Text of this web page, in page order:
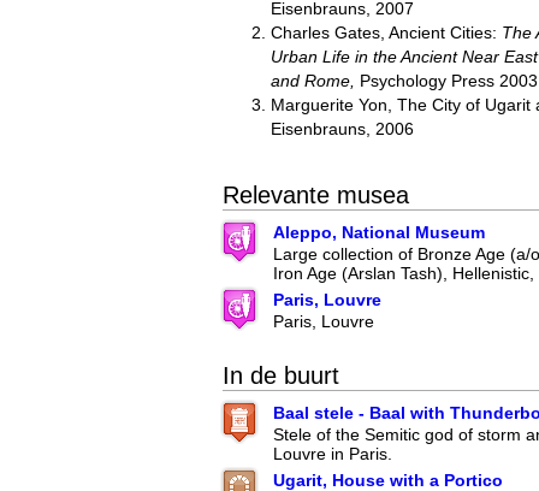
Eisenbrauns, 2007
Charles Gates, Ancient Cities: The
Urban Life in the Ancient Near
and Rome, Psychology Press
Marguerite Yon, The City of Ugarit
Eisenbrauns, 2006
Relevante musea
Aleppo, National Museum
Large collection of Bronze Age (a/
Iron Age (Arslan Tash),
Paris, Louvre
Paris, Louvre
In de buurt
Baal stele - Baal with
Stele of the Semitic god of storm
Louvre in Paris.
Ugarit, House with a Portico